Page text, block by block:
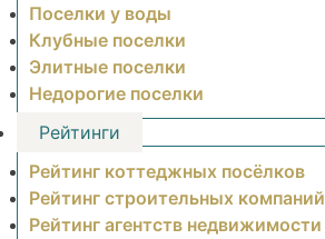
Поселки у воды
Клубные поселки
Элитные поселки
Недорогие поселки
Рейтинги
Рейтинг коттеджных посёлков
Рейтинг строительных компаний
Рейтинг агентств недвижимости